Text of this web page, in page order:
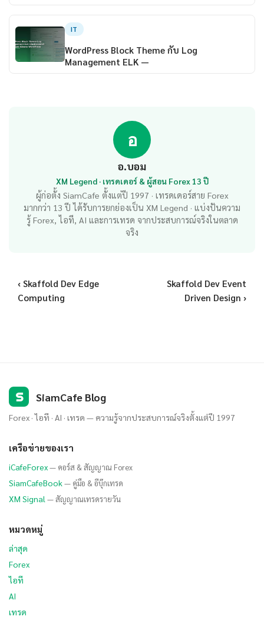
IT
WordPress Block Theme กับ Log
Management ELK —
อ
อ.บอม
XM Legend · เทรดเดอร์ & ผู้สอน Forex 13 ปี
ผู้ก่อตั้ง SiamCafe ตั้งแต่ปี 1997 · เทรดเดอร์สาย Forex
มากกว่า 13 ปี ได้รับการยกย่องเป็น XM Legend · แบ่งปันความ
รู้ Forex, ไอที, AI และการเทรด จากประสบการณ์จริงในตลาด
จริง
‹ Skaffold Dev Edge
Computing
Skaffold Dev Event
Driven Design ›
S SiamCafe Blog
Forex · ไอที · AI · เทรด — ความรู้จากประสบการณ์จริงตั้งแต่ปี 1997
เครือข่ายของเรา
iCafeForex— คอร์ส & สัญญาณ Forex
SiamCafeBook— คู่มือ & อีบุ๊กเทรด
XM Signal — สัญญาณเทรดรายวัน
หมวดหมู่
ล่าสุด
Forex
ไอที
AI
เทรด